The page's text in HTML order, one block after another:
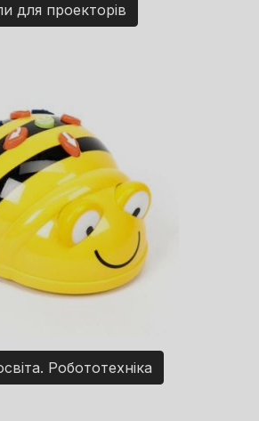
для проекторів
Робототехніка